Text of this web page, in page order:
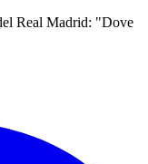
Real Madrid: "Dove